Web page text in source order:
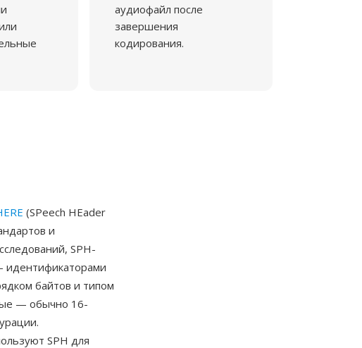
аудиофайл после
завершения
кодирования.
(SPeech HEader
и
SPH-
идентификаторами
байтов и типом
— обычно 16-
SPH для